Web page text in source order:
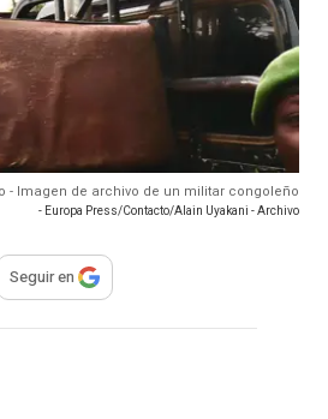
- Imagen de archivo de un militar congoleño
- Europa Press/Contacto/Alain Uyakani - Archivo
para compartir
Seguir en